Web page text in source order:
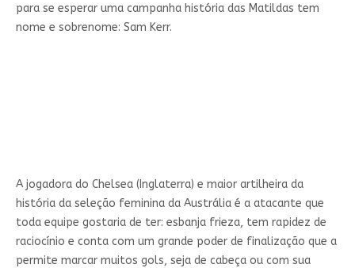
para se esperar uma campanha história das Matildas tem
nome e sobrenome: Sam Kerr.
A jogadora do Chelsea (Inglaterra) e maior artilheira da
história da seleção feminina da Austrália é a atacante que
toda equipe gostaria de ter: esbanja frieza, tem rapidez de
raciocínio e conta com um grande poder de finalização que a
permite marcar muitos gols, seja de cabeça ou com sua